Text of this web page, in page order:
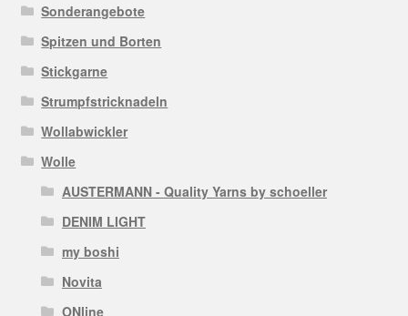
Sonderangebote
Spitzen und Borten
Stickgarne
Strumpfstricknadeln
Wollabwickler
Wolle
AUSTERMANN - Quality Yarns by schoeller
DENIM LIGHT
my boshi
Novita
ONline